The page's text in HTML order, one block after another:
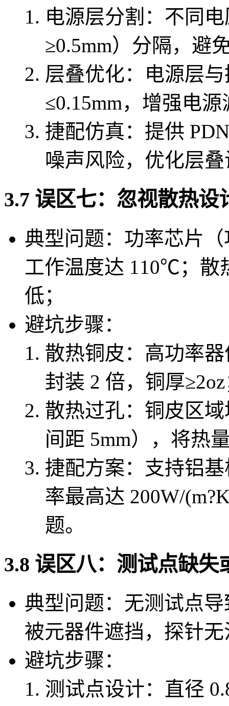
电源层分割：不同
≥0.5mm）分隔，避
层叠优化：电源层
≤0.15mm，增强电源
捷配仿真：提供
噪声风险，优化层
3.7 误区七：忽视散热
典型问题：功率芯片
工作温度达 110℃；散
低；
避坑步骤：
散热铜皮：高功率
封装 2 倍，铜厚
散热过孔：铜皮区
间距 5mm），将热
捷配方案：支持铝
率最高达 200W/
题。
3.8 误区八：测试点缺
典型问题：无测试点
被元器件遮挡，探针
避坑步骤：
测试点设计：直径